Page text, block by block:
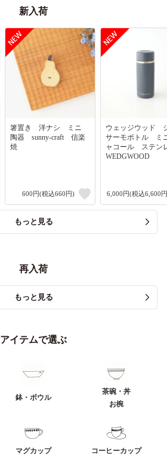
新入荷
箸置き 洋ナシ ミニ
陶器 sunny-craft 信楽
焼
600円(税込660円)
ウェッジウッド
サーモボトル
ャコール ステ
WEDGWOOD
6,000円(税込6,600
もっと見る
再入荷
もっと見る
アイテムで選ぶ
鉢・ボウル
茶碗・丼
お椀
マグカップ
コーヒーカップ